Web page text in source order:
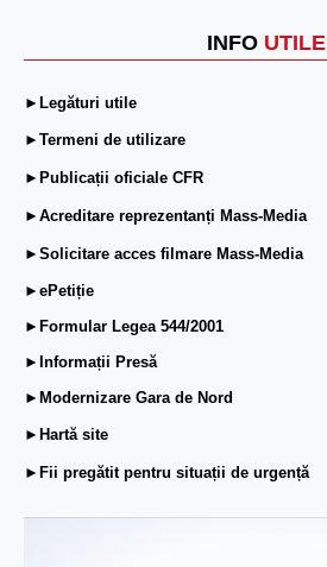
INFO UTILE
►Legături utile
►Termeni de utilizare
►Publicații oficiale CFR
►Acreditare reprezentanți Mass-Media
►Solicitare acces filmare Mass-Media
►ePetiție
►Formular Legea 544/2001
►Informații Presă
►Modernizare Gara de Nord
►Hartă site
►Fii pregătit pentru situații de urgență